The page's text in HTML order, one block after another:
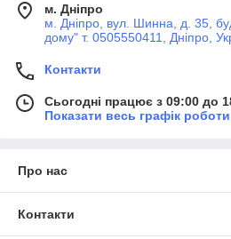
м. Дніпро
м. Дніпро, вул. Шинна, д. 35,
дому" т. 0505550411, Дніпро,
Контакти
Сьогодні працює з 09:00 до
Показати весь графік роботи
Про нас
Контакти